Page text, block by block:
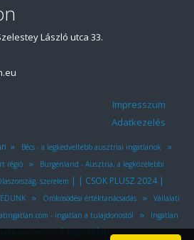
László utca 33.
Impresszum
Adatkezelés
» Bécs - a legkedveltebb ausztriai ingatlanok »
régió »
Burgenland - Ausztria, a legközelebbi
szerelem | | CSOK PLUSZ 2024|
» Örökösödési értéktanácsadás»
Vállalati
- ingatlan a tulajdonostól »
Ingatlan
|Kapcsolat